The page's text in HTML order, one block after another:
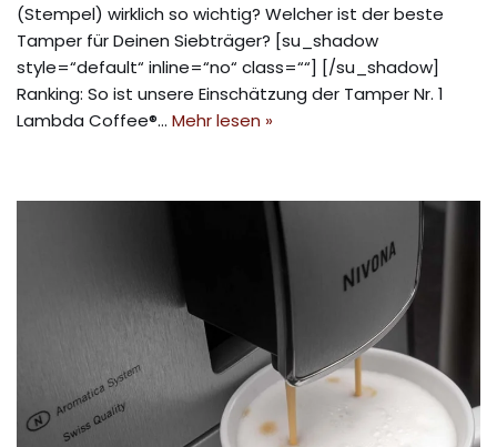
(Stempel) wirklich so wichtig? Welcher ist der beste
Tamper für Deinen Siebträger? [su_shadow
style=“default“ inline=“no“ class=““] [/su_shadow]
Ranking: So ist unsere Einschätzung der Tamper Nr. 1
Lambda Coffee®… Mehr lesen »